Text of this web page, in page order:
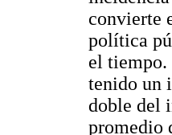
convierte
política
el tiempo.
tenido un
doble del
promedio